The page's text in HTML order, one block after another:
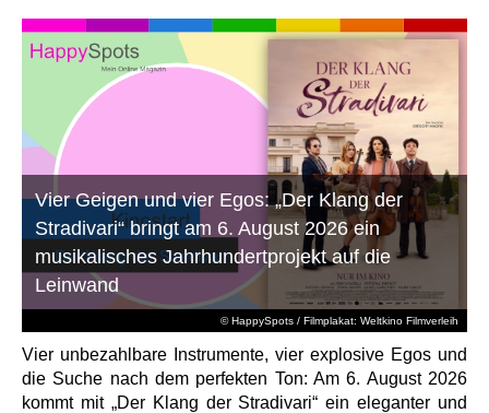
© HappySpots / Filmplakat: Weltkino Filmverleih
Vier Geigen und vier Egos: „Der Klang der
Stradivari“ bringt am 6. August 2026 ein
musikalisches Jahrhundertprojekt auf die
Leinwand
Vier unbezahlbare Instrumente, vier explosive Egos und
die Suche nach dem perfekten Ton: Am 6. August 2026
kommt mit „Der Klang der Stradivari“ ein eleganter und